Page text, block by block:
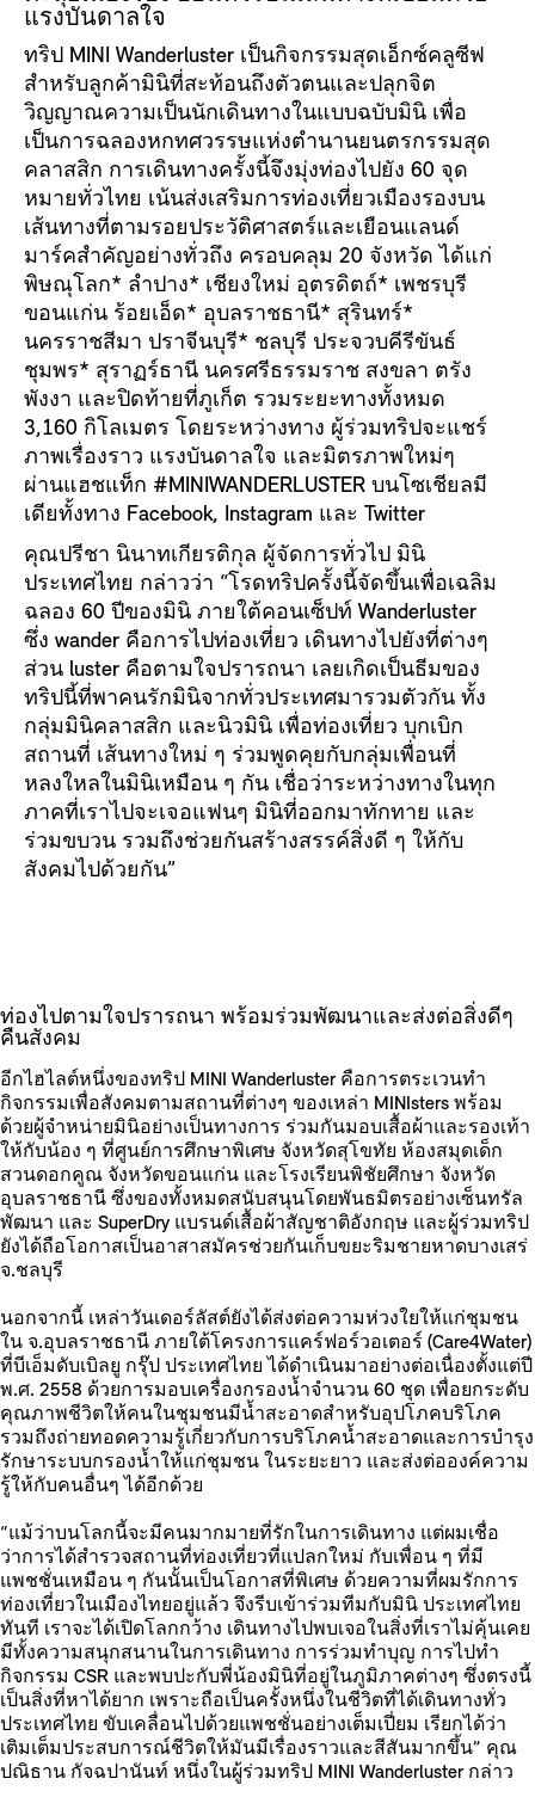
แรงบันดาลใจ
ทริป MINI Wanderluster เป็นกิจกรรมสุดเอ็กซ์คลูซีฟ
สำหรับลูกค้ามินิที่สะท้อนถึงตัวตนและปลุกจิต
วิญญาณความเป็นนักเดินทางในแบบฉบับมินิ เพื่อ
เป็นการฉลองหกทศวรรษแห่งตำนานยนตรกรรมสุด
คลาสสิก การเดินทางครั้งนี้จึงมุ่งท่องไปยัง 60 จุด
หมายทั่วไทย เน้นส่งเสริมการท่องเที่ยวเมืองรองบน
เส้นทางที่ตามรอยประวัติศาสตร์และเยือนแลนด์
มาร์คสำคัญอย่างทั่วถึง ครอบคลุม 20 จังหวัด ได้แก่
พิษณุโลก* ลำปาง* เชียงใหม่ อุตรดิตถ์* เพชรบุรี
ขอนแก่น ร้อยเอ็ด* อุบลราชธานี* สุรินทร์*
นครราชสีมา ปราจีนบุรี* ชลบุรี ประจวบคีรีขันธ์
ชุมพร* สุราฏร์ธานี นครศรีธรรมราช สงขลา ตรัง
พังงา และปิดท้ายที่ภูเก็ต รวมระยะทางทั้งหมด
3,160 กิโลเมตร โดยระหว่างทาง ผู้ร่วมทริปจะแชร์
ภาพเรื่องราว แรงบันดาลใจ และมิตรภาพใหม่ๆ
ผ่านแฮชแท็ก #MINIWANDERLUSTER บนโซเชียลมี
เดียทั้งทาง Facebook, Instagram และ Twitter
คุณปรีชา นินาทเกียรติกุล ผู้จัดการทั่วไป มินิ
ประเทศไทย กล่าวว่า “โรดทริปครั้งนี้จัดขึ้นเพื่อเฉลิม
ฉลอง 60 ปีของมินิ ภายใต้คอนเซ็ปท์ Wanderluster
ซึ่ง wander คือการไปท่องเที่ยว เดินทางไปยังที่ต่างๆ
ส่วน luster คือตามใจปรารถนา เลยเกิดเป็นธีมของ
ทริปนี้ที่พาคนรักมินิจากทั่วประเทศมารวมตัวกัน ทั้ง
กลุ่มมินิคลาสสิก และนิวมินิ เพื่อท่องเที่ยว บุกเบิก
สถานที่ เส้นทางใหม่ ๆ ร่วมพูดคุยกับกลุ่มเพื่อนที่
หลงใหลในมินิเหมือน ๆ กัน เชื่อว่าระหว่างทางในทุก
ภาคที่เราไปจะเจอแฟนๆ มินิที่ออกมาทักทาย และ
ร่วมขบวน รวมถึงช่วยกันสร้างสรรค์สิ่งดี ๆ ให้กับ
สังคมไปด้วยกัน”
ท่องไปตามใจปรารถนา พร้อมร่วมพัฒนาและส่งต่อสิ่งดีๆ
คืนสังคม
อีกไฮไลต์หนึ่งของทริป MINI Wanderluster คือการตระเวนทำ
กิจกรรมเพื่อสังคมตามสถานที่ต่างๆ ของเหล่า MINIsters พร้อม
ด้วยผู้จำหน่ายมินิอย่างเป็นทางการ ร่วมกันมอบเสื้อผ้าและรองเท้า
ให้กับน้อง ๆ ที่ศูนย์การศึกษาพิเศษ จังหวัดสุโขทัย ห้องสมุดเด็ก
สวนดอกคูณ จังหวัดขอนแก่น และโรงเรียนพิชัยศึกษา จังหวัด
อุบลราชธานี ซึ่งของทั้งหมดสนับสนุนโดยพันธมิตรอย่างเซ็นทรัล
พัฒนา และ SuperDry แบรนด์เสื้อผ้าสัญชาติอังกฤษ และผู้ร่วมทริป
ยังได้ถือโอกาสเป็นอาสาสมัครช่วยกันเก็บขยะริมชายหาดบางเสร่
จ.ชลบุรี
นอกจากนี้ เหล่าวันเดอร์ลัสต์ยังได้ส่งต่อความห่วงใยให้แก่ชุมชน
ใน จ.อุบลราชธานี ภายใต้โครงการแคร์ฟอร์วอเตอร์ (Care4Water)
ที่บีเอ็มดับเบิลยู กรุ๊ป ประเทศไทย ได้ดำเนินมาอย่างต่อเนื่องตั้งแต่ปี
พ.ศ. 2558 ด้วยการมอบเครื่องกรองน้ำจำนวน 60 ชุด เพื่อยกระดับ
คุณภาพชีวิตให้คนในชุมชนมีน้ำสะอาดสำหรับอุปโภคบริโภค
รวมถึงถ่ายทอดความรู้เกี่ยวกับการบริโภคน้ำสะอาดและการบำรุง
รักษาระบบกรองน้ำให้แก่ชุมชน ในระยะยาว และส่งต่อองค์ความ
รู้ให้กับคนอื่นๆ ได้อีกด้วย
“แม้ว่าบนโลกนี้จะมีคนมากมายที่รักในการเดินทาง แต่ผมเชื่อ
ว่าการได้สำรวจสถานที่ท่องเที่ยวที่แปลกใหม่ กับเพื่อน ๆ ที่มี
แพชชั่นเหมือน ๆ กันนั้นเป็นโอกาสที่พิเศษ ด้วยความที่ผมรักการ
ท่องเที่ยวในเมืองไทยอยู่แล้ว จึงรีบเข้าร่วมทีมกับมินิ ประเทศไทย
ทันที เราจะได้เปิดโลกกว้าง เดินทางไปพบเจอในสิ่งที่เราไม่คุ้นเคย
มีทั้งความสนุกสนานในการเดินทาง การร่วมทำบุญ การไปทำ
กิจกรรม CSR และพบปะกับพี่น้องมินิที่อยู่ในภูมิภาคต่างๆ ซึ่งตรงนี้
เป็นสิ่งที่หาได้ยาก เพราะถือเป็นครั้งหนึ่งในชีวิตที่ได้เดินทางทั่ว
ประเทศไทย ขับเคลื่อนไปด้วยแพชชั่นอย่างเต็มเปี่ยม เรียกได้ว่า
เติมเต็มประสบการณ์ชีวิตให้มันมีเรื่องราวและสีสันมากขึ้น” คุณ
ปณิธาน กัจฉปานันท์ หนึ่งในผู้ร่วมทริป MINI Wanderluster กล่าว